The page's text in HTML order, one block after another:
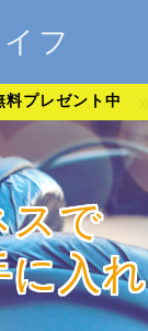
フ
プレゼント中
スで
入